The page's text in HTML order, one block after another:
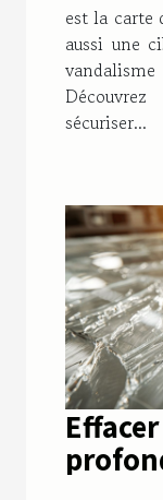
est la carte
aussi une
sécuriser...